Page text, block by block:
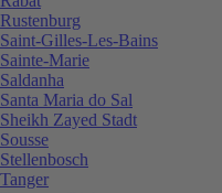
Rustenburg
Saint-Gilles-Les-Bains
Sainte-Marie
Saldanha
Santa Maria do Sal
Sheikh Zayed Stadt
Sousse
Stellenbosch
Tanger